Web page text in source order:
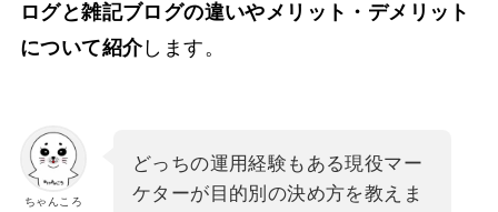
ログと雑記ブログの違いやメリット・デメリット
について紹介します。
ちゃんころ
どっちの運用経験もある現役マー
ケターが目的別の決め方を教えま